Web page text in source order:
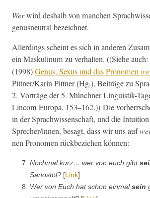
Werwird deshalb von manchen
genus­neu­tral bezeichnet.
Allerd­ings scheint es sich in anderen
ein Maskulinum zu ver­hal­ten. ((Siehe auch:
(1998)Genus, Sexus und das Pronomen
Pittner/Karin Pit­tner (Hg.), Beiträge zu
2. Vorträge der 5. Münch­n­er Lin­guis­tik-
Lin­com Europa, 153–162.)) Die
in der Sprach­wis­senschaft, und die
Sprecher/innen, besagt, dass wir uns auf
nen Pronomen rück­beziehen können:
Nochmal kurz… wer von euch gibt
Sanos­tol? [Link]
Wer von Euch hat schon ein­malsein